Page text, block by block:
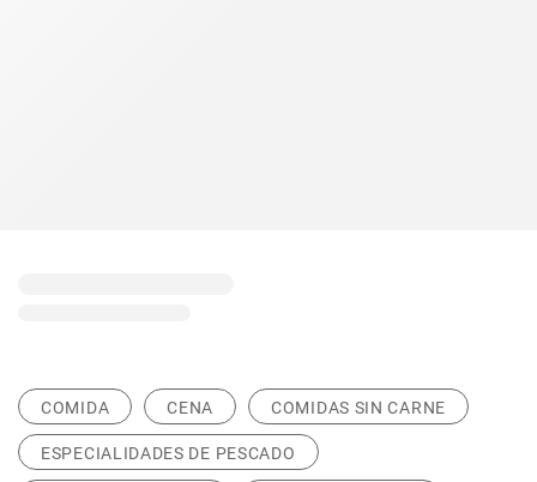
COMIDA CENA COMIDAS SIN CARNE
ESPECIALIDADES DE PESCADO